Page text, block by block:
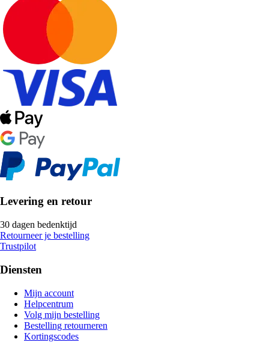
Levering en retour
30 dagen bedenktijd
Retourneer je bestelling
Trustpilot
Diensten
Mijn account
Helpcentrum
Volg mijn bestelling
Bestelling retourneren
Kortingscodes